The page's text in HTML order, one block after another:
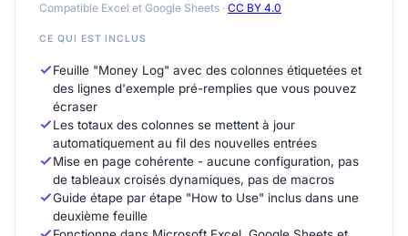
Compatible Excel et Google Sheets · CC BY 4.0
CE QUI EST INCLUS
Feuille "Money Log" avec des colonnes étiquetées et
des lignes d'exemple pré-remplies que vous pouvez
écraser
Les totaux des colonnes se mettent à jour
automatiquement au fil des nouvelles entrées
Mise en page cohérente - aucune configuration, pas
de tableaux croisés dynamiques, pas de macros
Guide étape par étape "How to Use" inclus dans une
deuxième feuille